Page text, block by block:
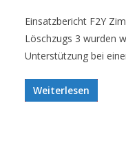
Einsatzbericht F2Y
Löschzugs 3 wurden
Unterstützung bei
Weiterlesen